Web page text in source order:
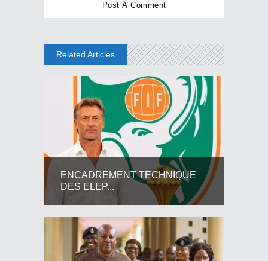
Related Articles
ENCADREMENT TECHNIQUE
DES ELEP...